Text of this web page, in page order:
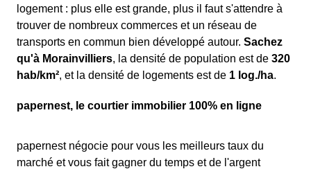
logement : plus elle est grande, plus il faut s'attendre à
trouver de nombreux commerces et un réseau de
transports en commun bien développé autour. Sachez
qu'à Morainvilliers, la densité de population est de 320
hab/km², et la densité de logements est de 1 log./ha.
papernest, le courtier immobilier 100% en ligne
papernest négocie pour vous les meilleurs taux du
marché et vous fait gagner du temps et de l'argent